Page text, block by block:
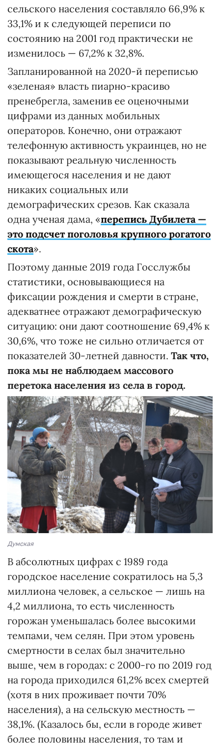
сельского населения составляло 66,9% к
33,1% и к следующей переписи по
состоянию на 2001 год практически не
изменилось — 67,2% к 32,8%.
Запланированной на 2020-й переписью
«зеленая» власть пиарно-красиво
пренебрегла, заменив ее оценочными
цифрами из данных мобильных
операторов. Конечно, они отражают
телефонную активность украинцев, но не
показывают реальную численность
имеющегося населения и не дают
никаких социальных или
демографических срезов. Как сказала
одна ученая дама, «перепись Дубилета —
это подсчет поголовья крупного рогатого
скота».
Поэтому данные 2019 года Госслужбы
статистики, основывающиеся на
фиксации рождения и смерти в стране,
адекватнее отражают демографическую
ситуацию: они дают соотношение 69,4% к
30,6%, что тоже не сильно отличается от
показателей 30-летней давности. Так что,
пока мы не наблюдаем массового
перетока населения из села в город.
Думская
В абсолютных цифрах с 1989 года
городское население сократилось на 5,3
миллиона человек, а сельское — лишь на
4,2 миллиона, то есть численность
горожан уменьшалась более высокими
темпами, чем селян. При этом уровень
смертности в селах был значительно
выше, чем в городах: с 2000-го по 2019 год
на города приходился 61,2% всех смертей
(хотя в них проживает почти 70%
населения), а на сельскую местность —
38,1%. (Казалось бы, если в городе живет
более половины населения, то там и